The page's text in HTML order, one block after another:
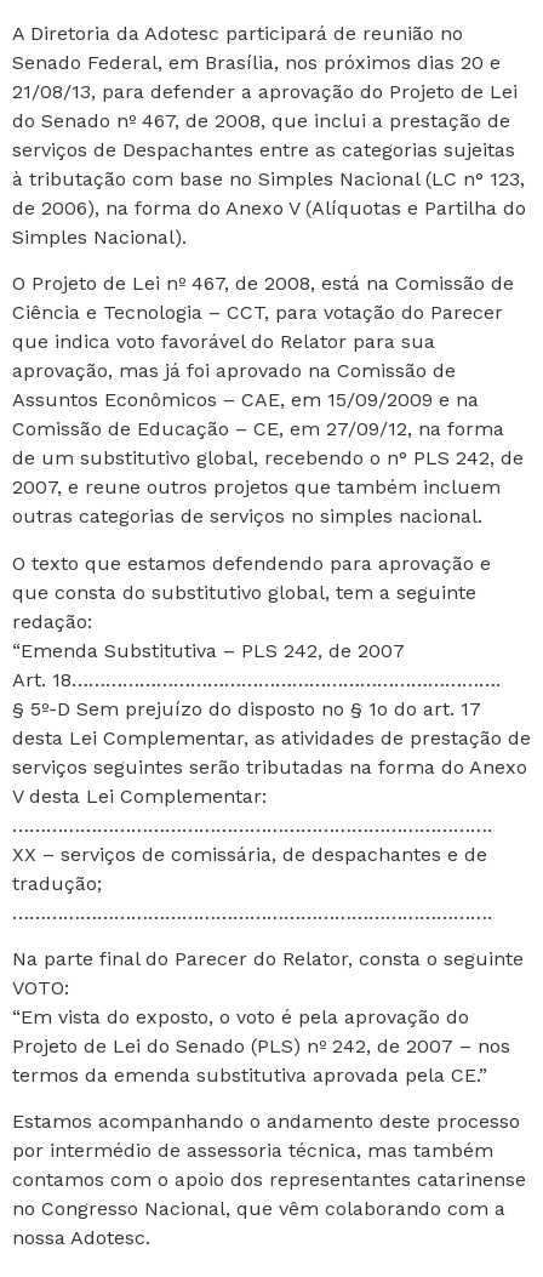
A Diretoria da Adotesc participará de reunião no
Senado Federal, em Brasília, nos próximos dias 20 e
21/08/13, para defender a aprovação do Projeto de Lei
do Senado nº 467, de 2008, que inclui a prestação de
serviços de Despachantes entre as categorias sujeitas
à tributação com base no Simples Nacional (LC n° 123,
de 2006), na forma do Anexo V (Alíquotas e Partilha do
Simples Nacional).
O Projeto de Lei nº 467, de 2008, está na Comissão de
Ciência e Tecnologia – CCT, para votação do Parecer
que indica voto favorável do Relator para sua
aprovação, mas já foi aprovado na Comissão de
Assuntos Econômicos – CAE, em 15/09/2009 e na
Comissão de Educação – CE, em 27/09/12, na forma
de um substitutivo global, recebendo o n° PLS 242, de
2007, e reune outros projetos que também incluem
outras categorias de serviços no simples nacional.
O texto que estamos defendendo para aprovação e
que consta do substitutivo global, tem a seguinte
redação:
“Emenda Substitutiva – PLS 242, de 2007
Art. 18………………………………………………………………….
§ 5º-D Sem prejuízo do disposto no § 1o do art. 17
desta Lei Complementar, as atividades de prestação de
serviços seguintes serão tributadas na forma do Anexo
V desta Lei Complementar:
………………………………………………………………………….
XX – serviços de comissária, de despachantes e de
tradução;
………………………………………………………………………….
Na parte final do Parecer do Relator, consta o seguinte
VOTO:
“Em vista do exposto, o voto é pela aprovação do
Projeto de Lei do Senado (PLS) nº 242, de 2007 – nos
termos da emenda substitutiva aprovada pela CE.”
Estamos acompanhando o andamento deste processo
por intermédio de assessoria técnica, mas também
contamos com o apoio dos representantes catarinense
no Congresso Nacional, que vêm colaborando com a
nossa Adotesc.